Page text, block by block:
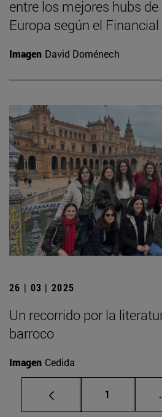
entre los mejores hubs
Europa según el
Imagen David Doménech
26 | 03 | 2025
Un recorrido por la
barroco
Imagen Cedida
Página
1